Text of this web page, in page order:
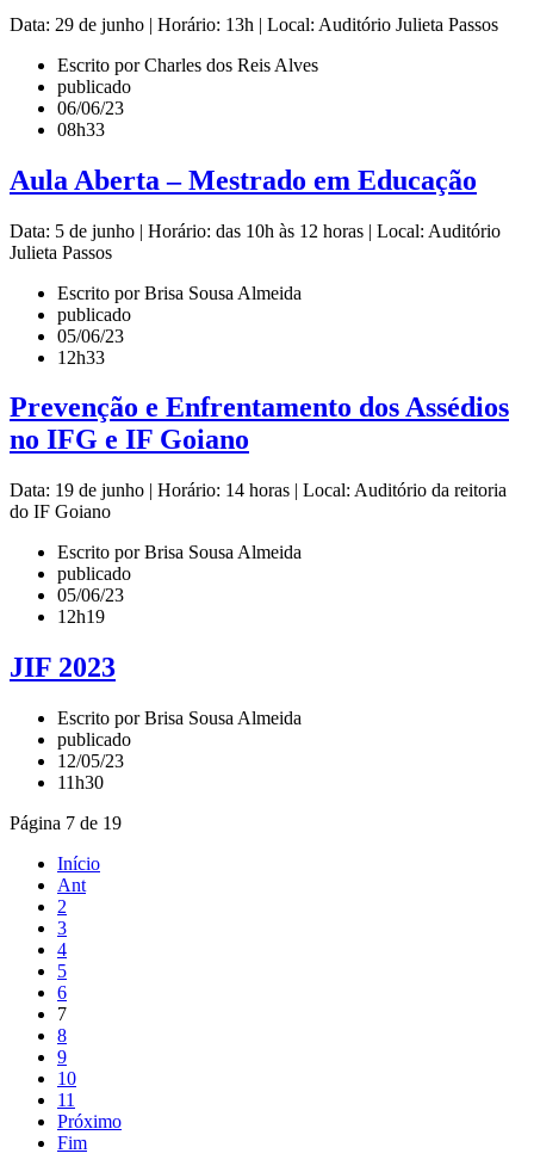
Data: 29 de junho | Horário: 13h | Local: Auditório Julieta Passos
Escrito por Charles dos Reis Alves
publicado
06/06/23
08h33
Aula Aberta – Mestrado em Educação
Data: 5 de junho | Horário: das 10h às 12 horas | Local: Auditório
Julieta Passos
Escrito por Brisa Sousa Almeida
publicado
05/06/23
12h33
Prevenção e Enfrentamento dos Assédios
no IFG e IF Goiano
Data: 19 de junho | Horário: 14 horas | Local: Auditório da reitoria
do IF Goiano
Escrito por Brisa Sousa Almeida
publicado
05/06/23
12h19
JIF 2023
Escrito por Brisa Sousa Almeida
publicado
12/05/23
11h30
Página 7 de 19
Início
Ant
2
3
4
5
6
7
8
9
10
11
Próximo
Fim